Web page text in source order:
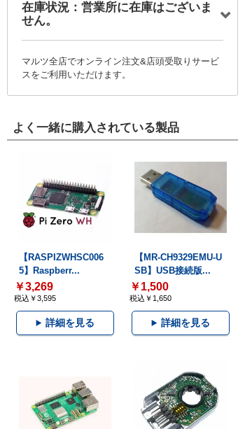
在庫状況：営業所に在庫はございま
せん。
マルツ全店でオンライン注文&店頭受取りサービ
スをご利用いただけます。
よく一緒に購入されている製品
【RASPIZWHSC006
5】Raspberr...
￥3,269
税込￥3,595
詳細を見る
【MR-CH9329EMU-U
SB】USB接続版...
￥1,500
税込￥1,650
詳細を見る